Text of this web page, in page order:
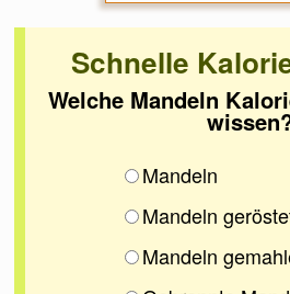
Schnelle
Welche Mandeln
Mandeln
Mandeln
Mandeln